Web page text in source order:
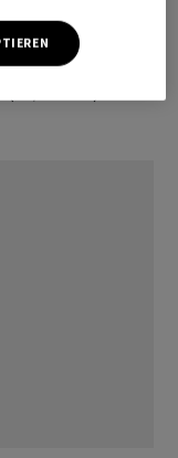
erwarteten
Gewinn vor